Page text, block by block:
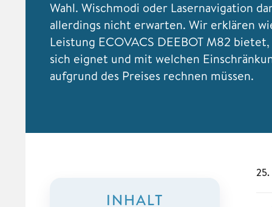
Wahl. Wischmodi oder Lasernavigation
allerdings nicht erwarten. Wir erklären
Leistung ECOVACS DEEBOT M82
sich eignet und mit welchen
aufgrund des Preises rechnen müssen.
INHALT